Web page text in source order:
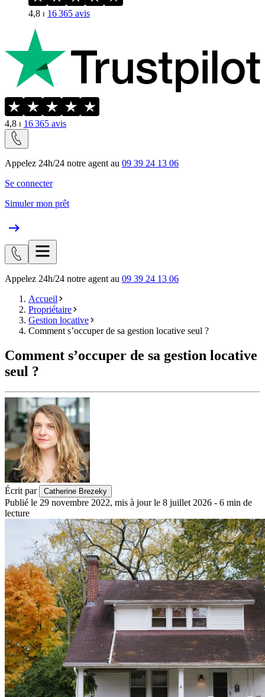
4,8 ⏐ 16 365 avis
4,8 ⏐ 16 365 avis
Appelez 24h/24 notre agent au 09 39 24 13 06
Se connecter
Simuler mon prêt
Appelez 24h/24 notre agent au 09 39 24 13 06
Accueil
Propriétaire
Gestion locative
Comment s’occuper de sa gestion locative seul ?
Comment s’occuper de sa gestion locative
seul ?
Écrit par Catherine Brezeky
Publié le 29 novembre 2022, mis à jour le 8 juillet 2026 - 6 min de
lecture